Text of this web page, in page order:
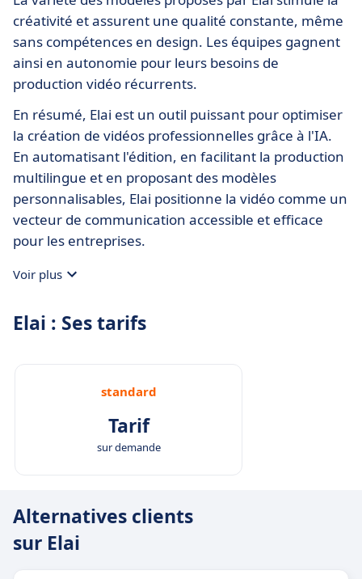
créativité et assurent une qualité constante, même
sans compétences en design. Les équipes gagnent
ainsi en autonomie pour leurs besoins de
production vidéo récurrents.
En résumé, Elai est un outil puissant pour optimiser
la création de vidéos professionnelles grâce à l'IA.
En automatisant l'édition, en facilitant la production
multilingue et en proposant des modèles
personnalisables, Elai positionne la vidéo comme un
vecteur de communication accessible et efficace
pour les entreprises.
Voir plus
Elai : Ses tarifs
standard
Tarif
sur demande
Alternatives clients
sur Elai